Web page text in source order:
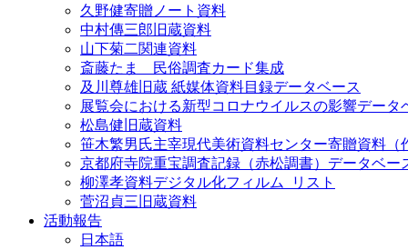
久野健寄贈ノート資料
中村傳三郎旧蔵資料
山下菊二関連資料
斎藤たま 民俗調査カード集成
及川尊雄旧蔵 紙媒体資料目録データベース
展覧会における新型コロナウイルスの影響データ
松島健旧蔵資料
笹木繁男氏主宰現代美術資料センター寄贈資料（
京都府寺院重宝調査記録（赤松調書）データベー
柳澤孝資料デジタル化フィルム_リスト
菅沼貞三旧蔵資料
活動報告
日本語